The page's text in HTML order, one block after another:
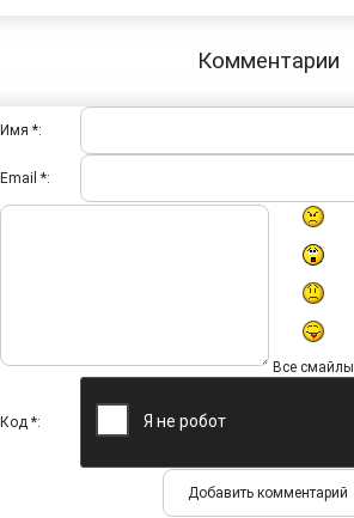
Комментарии
Имя *:
Email *:
Все смайлы
Код *: